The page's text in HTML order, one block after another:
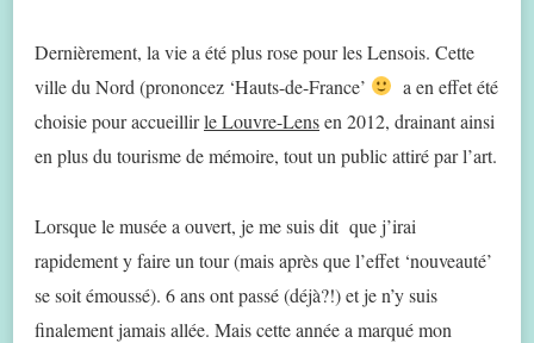
Dernièrement, la vie a été plus rose pour les Lensois. Cette
ville du Nord (prononcez ‘Hauts-de-France’
a en effet été
choisie pour accueillirle Louvre-Lensen 2012, drainant ainsi
en plus du tourisme de mémoire, tout un public attiré par l’art.
Lorsque le musée a ouvert, je me suis dit que j’irai
rapidement y faire un tour (mais après que l’effet ‘nouveauté’
se soit émoussé). 6 ans ont passé (déjà?!) et je n’y suis
finalement jamais allée. Mais cette année a marqué mon